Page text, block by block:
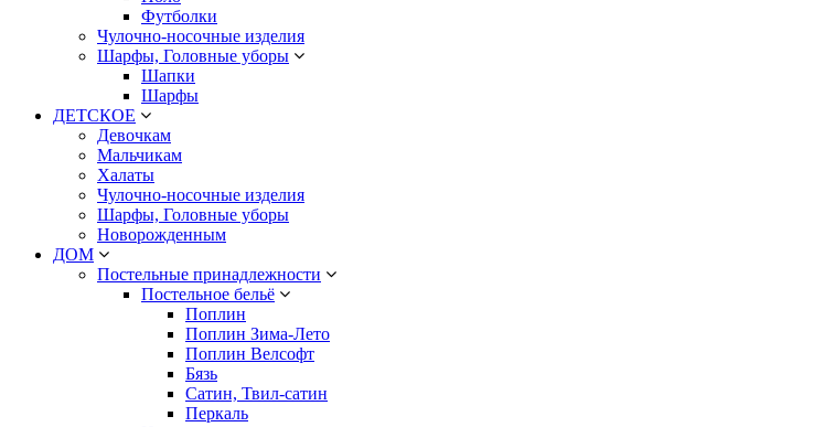
Футболки
Чулочно-носочные изделия
Шарфы, Головные уборы
Шапки
Шарфы
ДЕТСКОЕ
Девочкам
Мальчикам
Халаты
Чулочно-носочные изделия
Шарфы, Головные уборы
Новорожденным
ДОМ
Постельные принадлежности
Постельное бельё
Поплин
Поплин Зима-Лето
Поплин Велсофт
Бязь
Сатин, Твил-сатин
Перкаль